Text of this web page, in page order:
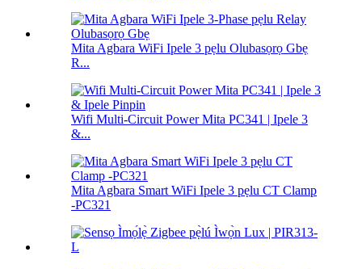
Mita Agbara WiFi Ipele 3 pẹlu Olubasọrọ Gbẹ
R...
Wifi Multi-Circuit Power Mita PC341 | Ipele 3
&...
Mita Agbara Smart WiFi Ipele 3 pẹlu CT Clamp
-PC321